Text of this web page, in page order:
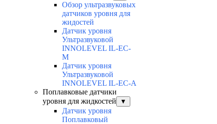
Обзор ультразвуковых
датчиков уровня для
жидостей
Датчик уровня
Ультразвуковой
INNOLEVEL IL-EC-
М
Датчик уровня
Ультразвуковой
INNOLEVEL IL-EC-A
Поплавковые датчики
уровня для жидкостей
▼
Датчик уровня
Поплавковый